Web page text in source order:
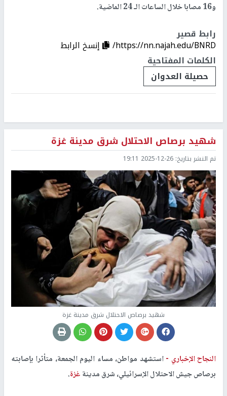
و16 مصابا خلال الساعات الـ 24 الماضية.
رابط قصير
https://nn.najah.edu/BNRD/
إنسخ الرابط
الكلمات المفتاحية
حصيلة العدوان
شهيد برصاص الاحتلال شرق مدينة غزة
تم النشر بتاريخ: 2025-12-26 19:11
شهيد برصاص الاحتلال شرق مدينة غزة
النجاح الإخباري -استشهد مواطن، مساء اليوم الجمعة، متأثرا بإصابته
برصاص جيش الاحتلال الإسرائيلي، شرق مدينةغزة.